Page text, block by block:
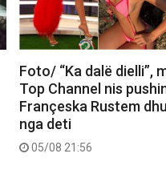
Foto/ “Ka dalë dielli”,
Top Channel nis
Françeska Rustem
nga deti
05/08 21:56